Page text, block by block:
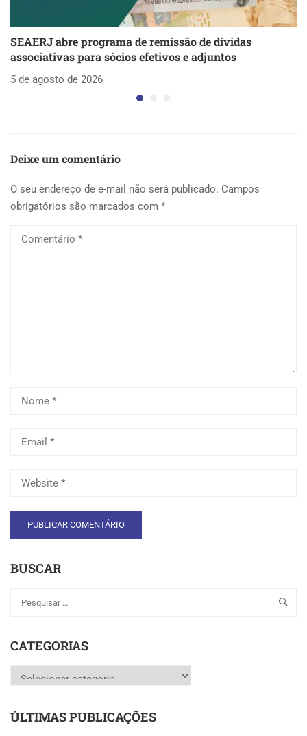
SEAERJ abre programa de remissão de dívidas
associativas para sócios efetivos e adjuntos
5 de agosto de 2026
Deixe um comentário
O seu endereço de e-mail não será publicado. Campos
obrigatórios são marcados com *
BUSCAR
CATEGORIAS
Categorias
ÚLTIMAS PUBLICAÇÕES